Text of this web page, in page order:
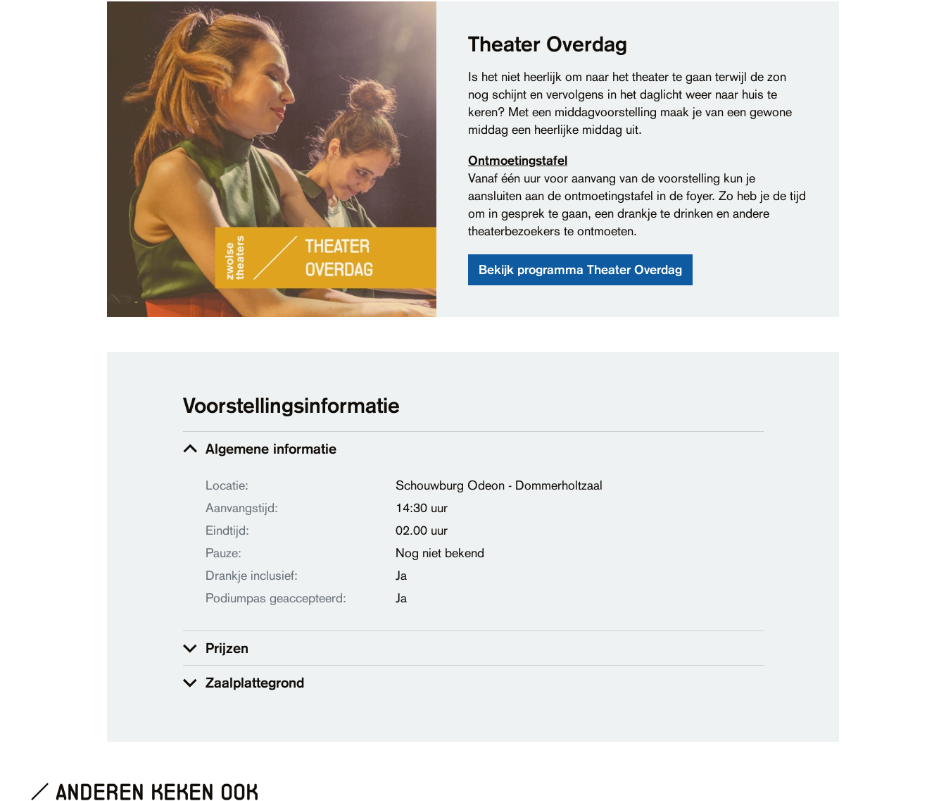
Theater Overdag
Is het niet heerlijk om naar het theater te gaan terwijl de zon
nog schijnt en vervolgens in het daglicht weer naar huis te
keren? Met een middagvoorstelling maak je van een gewone
middag een heerlijke middag uit.
Ontmoetingstafel
Vanaf één uur voor aanvang van de voorstelling kun je
aansluiten aan de ontmoetingstafel in de foyer. Zo heb je de tijd
om in gesprek te gaan, een drankje te drinken en andere
theaterbezoekers te ontmoeten.
Bekijk programma Theater Overdag
Voorstellingsinformatie
Algemene informatie
Locatie:
Schouwburg Odeon - Dommerholtzaal
Aanvangstijd:
14:30 uur
Eindtijd:
02.00 uur
Pauze:
Nog niet bekend
Drankje inclusief:
Ja
Podiumpas geaccepteerd:
Ja
Prijzen
Zaalplattegrond
anderen keken ook